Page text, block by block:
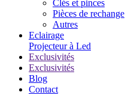
Clés et pinces
Pièces de rechange
Autres
Eclairage
Projecteur à Led
Exclusivités
Exclusivités
Blog
Contact